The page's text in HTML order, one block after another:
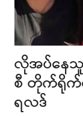
လိုအပ်နေသူ
စီ တိုက်ရိုက်
ရလဒ်